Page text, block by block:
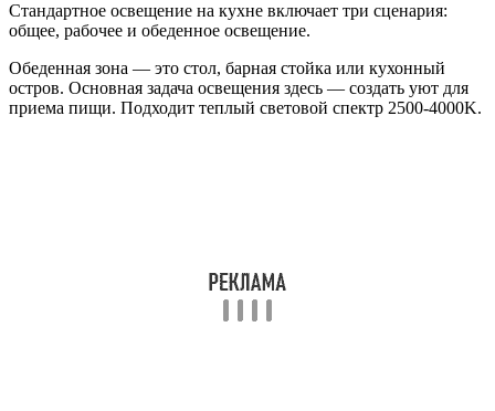
Стандартное освещение на кухне включает три сценария:
общее, рабочее и обеденное освещение.
Обеденная зона — это стол, барная стойка или кухонный
остров. Основная задача освещения здесь — создать уют для
приема пищи. Подходит теплый световой спектр 2500-4000K.